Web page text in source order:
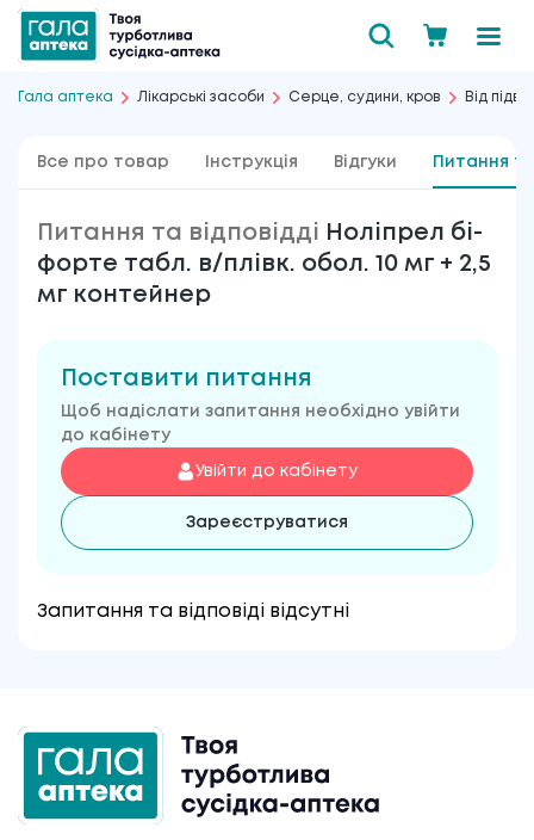
Гала аптека Лікарські засоби Серце, судини, кров Від
Все про товар Інструкція Відгуки Питання та
Питання та відповідді Ноліпрел бі-
форте табл. в/плівк. обол. 10 мг + 2,5
мг контейнер
Поставити питання
Щоб надіслати запитання необхідно увійти
до кабінету
Увійти до кабінету
Зареєструватися
Запитання та відповіді відсутні